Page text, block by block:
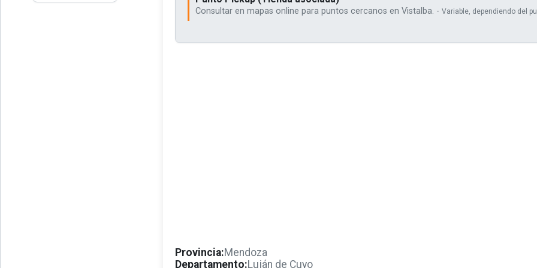
Consultar en mapas online para puntos cercanos en Vistalba. - Variable, dependiendo del
Provincia:Mendoza
Departamento:Luján de Cuyo